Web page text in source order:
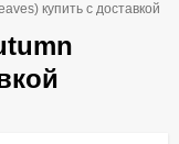
купить с доставкой